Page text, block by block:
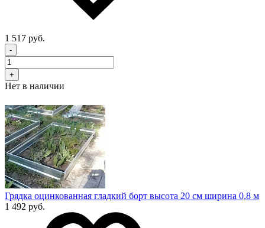
1 517 руб.
-
+
Нет в наличии
Грядка оцинкованная гладкий борт высота 20 см ширина 0,8 м
1 492 руб.